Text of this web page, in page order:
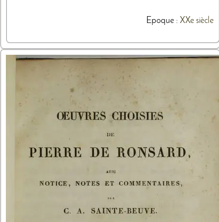
Epoque : XXe siècle